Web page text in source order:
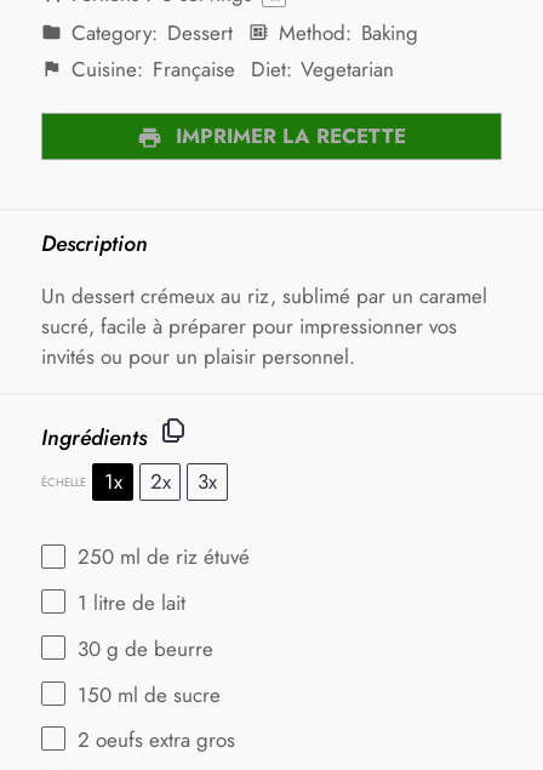
Category: Dessert Method: Baking
Cuisine: Française Diet: Vegetarian
IMPRIMER LA RECETTE
Description
Un dessert crémeux au riz, sublimé par un caramel
sucré, facile à préparer pour impressionner vos
invités ou pour un plaisir personnel.
Ingrédients
ÉCHELLE 1x 2x 3x
250 ml de riz étuvé
1 litre de lait
30 g de beurre
150 ml de sucre
2 oeufs extra gros